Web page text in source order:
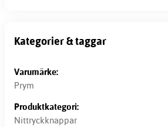
Kategorier & taggar
Varumärke:
Prym
Produktkategori:
Nittryckknappar